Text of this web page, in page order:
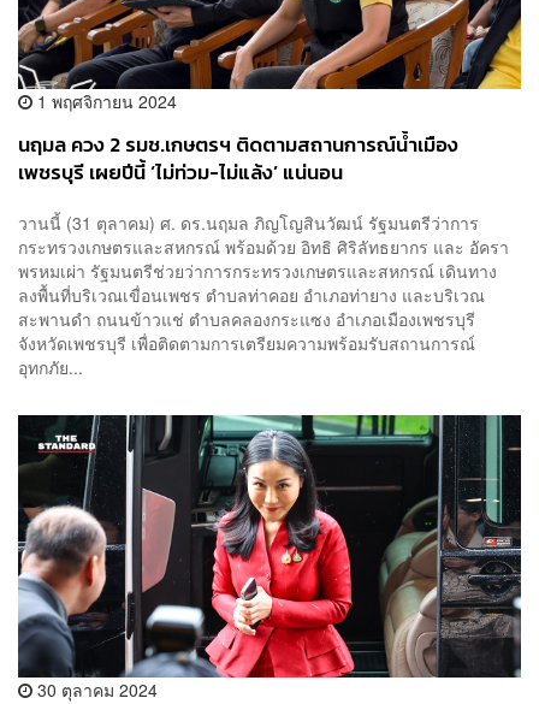
1 พฤศจิกายน 2024
นฤมล ควง 2 รมช.เกษตรฯ ติดตามสถานการณ์น้ำเมือง
เพชรบุรี เผยปีนี้ ‘ไม่ท่วม-ไม่แล้ง’ แน่นอน
วานนี้ (31 ตุลาคม) ศ. ดร.นฤมล ภิญโญสินวัฒน์ รัฐมนตรีว่าการ
กระทรวงเกษตรและสหกรณ์ พร้อมด้วย อิทธิ ศิริลัทธยากร และ อัครา
พรหมเผ่า รัฐมนตรีช่วยว่าการกระทรวงเกษตรและสหกรณ์ เดินทาง
ลงพื้นที่บริเวณเขื่อนเพชร ตำบลท่าคอย อำเภอท่ายาง และบริเวณ
สะพานดำ ถนนข้าวแช่ ตำบลคลองกระแซง อำเภอเมืองเพชรบุรี
จังหวัดเพชรบุรี เพื่อติดตามการเตรียมความพร้อมรับสถานการณ์
อุทกภัย...
30 ตุลาคม 2024